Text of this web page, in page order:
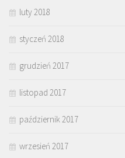
luty 2018
styczeń 2018
grudzień 2017
listopad 2017
październik 2017
wrzesień 2017